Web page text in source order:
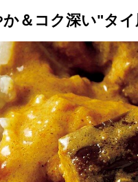
レシピ 厳選！店探し 食
＆コク深い"タ